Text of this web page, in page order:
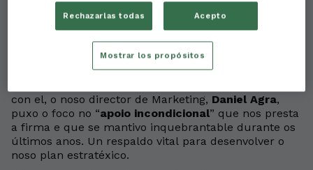
noso club.
O director das instalacións de Be One en A Malata,
Antonio Salazar, repasou moitos deles no acto no
que, esta semana, se presentou o partido
patrocinado por Be One, asignado á última xornada
con el, o noso director de Marketing, Daniel Agra,
puxo o foco no “apoio incondicional” que nos presta
a firma e que se mantivo inquebrantable durante os
últimos anos. Un respaldo vital para desenvolver o
noso plan estratéxico.
Rechazarlas todas Acepto
Mostrar los propósitos